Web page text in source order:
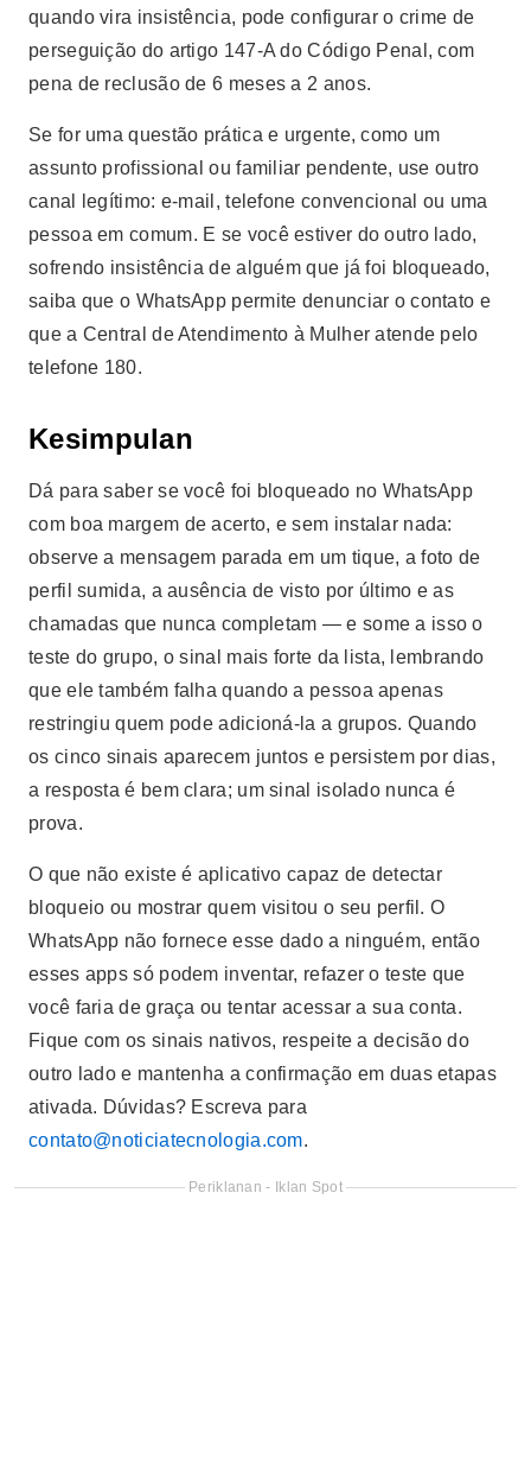
quando vira insistência, pode configurar o crime de
perseguição do artigo 147-A do Código Penal, com
pena de reclusão de 6 meses a 2 anos.
Se for uma questão prática e urgente, como um
assunto profissional ou familiar pendente, use outro
canal legítimo: e-mail, telefone convencional ou uma
pessoa em comum. E se você estiver do outro lado,
sofrendo insistência de alguém que já foi bloqueado,
saiba que o WhatsApp permite denunciar o contato e
que a Central de Atendimento à Mulher atende pelo
telefone 180.
Kesimpulan
Dá para saber se você foi bloqueado no WhatsApp
com boa margem de acerto, e sem instalar nada:
observe a mensagem parada em um tique, a foto de
perfil sumida, a ausência de visto por último e as
chamadas que nunca completam — e some a isso o
teste do grupo, o sinal mais forte da lista, lembrando
que ele também falha quando a pessoa apenas
restringiu quem pode adicioná-la a grupos. Quando
os cinco sinais aparecem juntos e persistem por dias,
a resposta é bem clara; um sinal isolado nunca é
prova.
O que não existe é aplicativo capaz de detectar
bloqueio ou mostrar quem visitou o seu perfil. O
WhatsApp não fornece esse dado a ninguém, então
esses apps só podem inventar, refazer o teste que
você faria de graça ou tentar acessar a sua conta.
Fique com os sinais nativos, respeite a decisão do
outro lado e mantenha a confirmação em duas etapas
ativada. Dúvidas? Escreva para
contato@noticiatecnologia.com.
Periklanan - Iklan Spot